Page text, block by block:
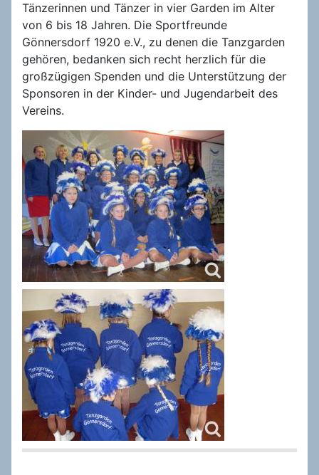
Tänzerinnen und Tänzer in vier Garden im Alter
von 6 bis 18 Jahren. Die Sportfreunde
Gönnersdorf 1920 e.V., zu denen die Tanzgarden
gehören, bedanken sich recht herzlich für die
großzügigen Spenden und die Unterstützung der
Sponsoren in der Kinder- und Jugendarbeit des
Vereins.